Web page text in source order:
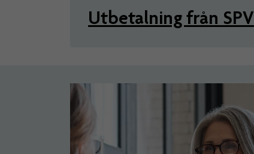
Utbetalning från SPV
Artiklar